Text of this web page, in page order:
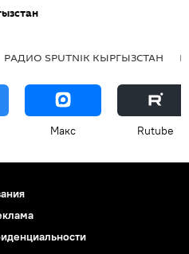
РАДИО SPUTNIK КЫРГЫЗСТАН
Макс Rutube